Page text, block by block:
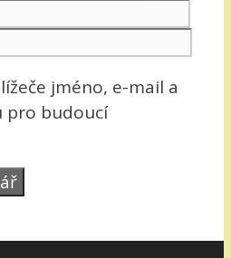
jméno, e-mail a
pro budoucí